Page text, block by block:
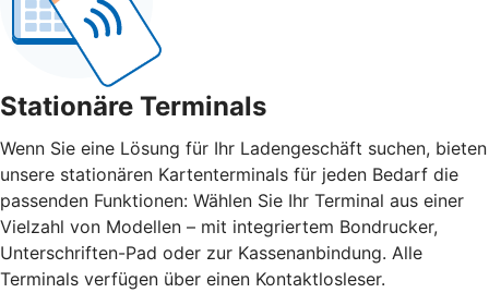
Stationäre Terminals
Wenn Sie eine Lösung für Ihr Ladengeschäft suchen, bieten
unsere stationären Kartenterminals für jeden Bedarf die
passenden Funktionen: Wählen Sie Ihr Terminal aus einer
Vielzahl von Modellen – mit integriertem Bondrucker,
Unterschriften-Pad oder zur Kassenanbindung. Alle
Terminals verfügen über einen Kontaktlosleser.